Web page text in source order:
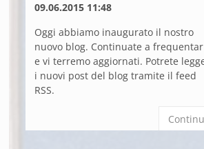
09.06.2015 11:48
Oggi abbiamo inaugurato il nostro
nuovo blog. Continuate a
e vi terremo aggiornati. Potrete
i nuovi post del blog tramite il feed
RSS.